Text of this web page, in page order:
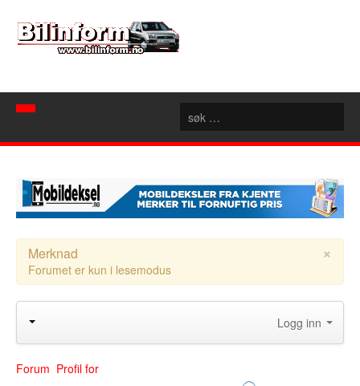
Spør mekanikeren
Nyheter
Artikler
Konseptbiler
Nyttige sider
Bilforhandlere
Aust Agder
Buskerud
Forum
×
Merknad
Forumet er kun i lesemodus
Logg inn
Forum Profil for